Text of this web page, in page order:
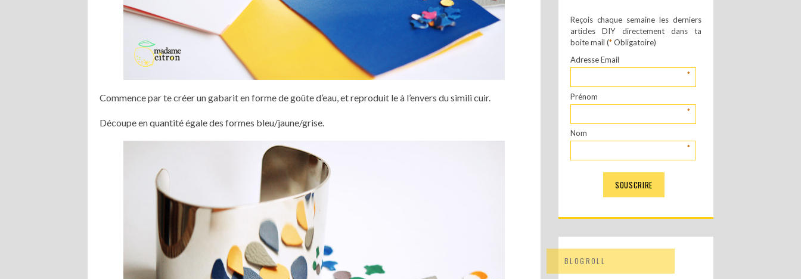
Commence par te créer un gabarit en forme de goûte d’eau, et reproduit le à l’envers du simili cuir.
Découpe en quantité égale des formes bleu/jaune/grise.
Reçois chaque semaine les derniers
articles DIY directement dans ta
boite mail (*Obligatoire)
Adresse Email
*
Prénom
*
Nom
*
BLOGROLL